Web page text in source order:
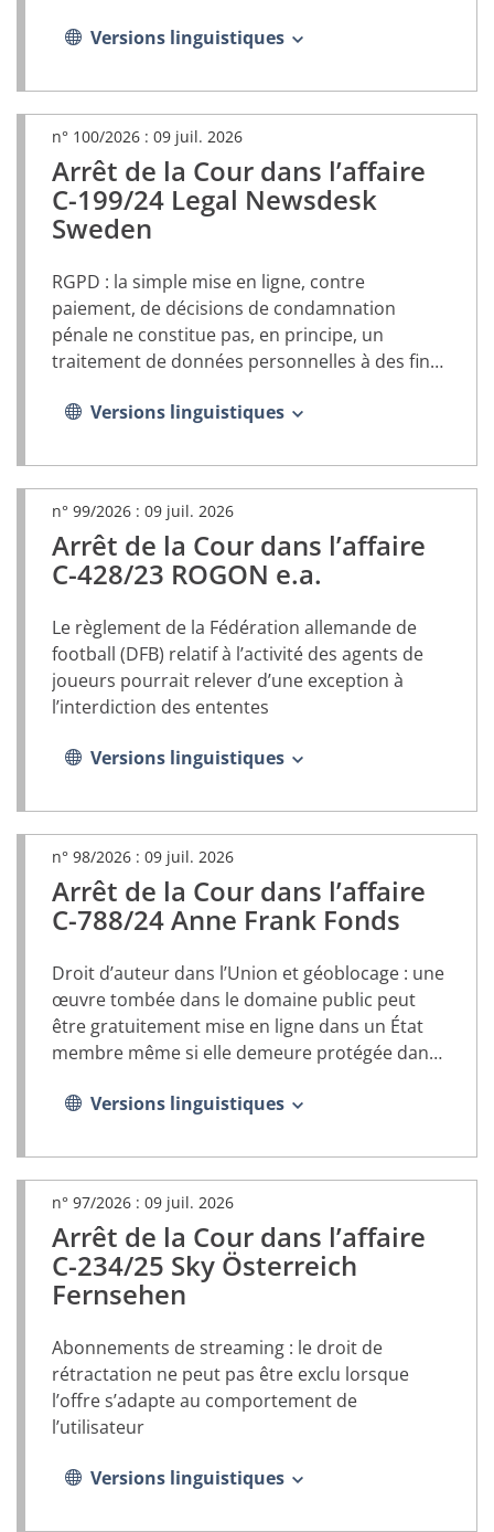
Versions linguistiques
n° 100/2026 : 09 juil. 2026
Arrêt de la Cour dans l’affaire
C-199/24 Legal Newsdesk
Sweden
(document
PDF,
s’ouvrira
dans
nouvel
onglet)
RGPD : la simple mise en ligne, contre
paiement, de décisions de condamnation
pénale ne constitue pas, en principe, un
traitement de données personnelles à des fins
Versions linguistiques
n° 99/2026 : 09 juil. 2026
Arrêt de la Cour dans l’affaire
C-428/23 ROGON e.a.
(document
PDF,
s’ouvrira
un
nouvel
onglet)
Le règlement de la Fédération allemande de
football (DFB) relatif à l’activité des agents de
joueurs pourrait relever d’une exception à
l’interdiction des ententes
Versions linguistiques
n° 98/2026 : 09 juil. 2026
Arrêt de la Cour dans l’affaire
C-788/24 Anne Frank Fonds
(document
PDF,
s’ouvrira
un
nouvel
onglet)
Droit d’auteur dans l’Union et géoblocage : une
œuvre tombée dans le domaine public peut
être gratuitement mise en ligne dans un État
membre même si elle demeure protégée dans
Versions linguistiques
n° 97/2026 : 09 juil. 2026
Arrêt de la Cour dans l’affaire
C-234/25 Sky Österreich
Fernsehen
(document
PDF,
s’ouvrira
dans
nouvel
onglet)
Abonnements de streaming : le droit de
rétractation ne peut pas être exclu lorsque
l’offre s’adapte au comportement de
l’utilisateur
Versions linguistiques